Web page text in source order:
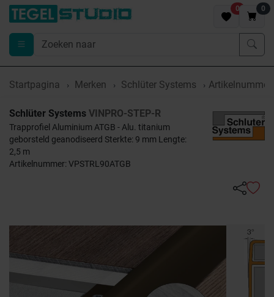
0 0
Startpagina Merken Schlüter Systems Artikelnummer
Schlüter Systems VINPRO-STEP-R
Trapprofiel Aluminium ATGB - Alu. titanium
geborsteld geanodiseerd Sterkte: 9 mm Lengte:
2,5 m
Artikelnummer: VPSTRL90ATGB